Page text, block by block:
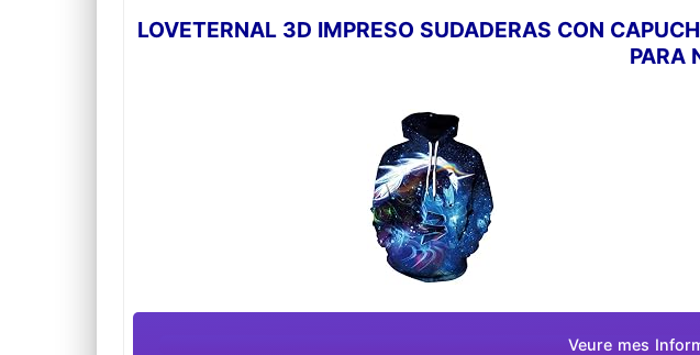
LOVETERNAL 3D IMPRESO SUDADERAS CON
PARA
Veure mes